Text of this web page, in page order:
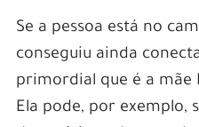
Se a pessoa está no
conseguiu ainda
primordial que é a mãe
Ela pode, por exemplo,